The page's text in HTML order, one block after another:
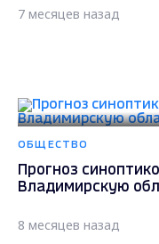
7 месяцев назад
ОБЩЕСТВО
Прогноз
Владимирскую
8 месяцев назад